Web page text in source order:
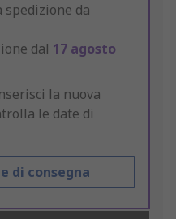
da
dal 17 agosto
la nuova
le date di
di consegna